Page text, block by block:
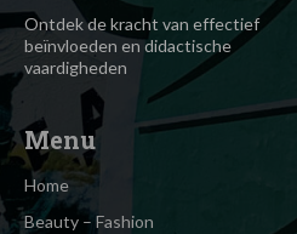
Ontdek de kracht van effectief
beïnvloeden en didactische
vaardigheden
Menu
Home
Beauty – Fashion